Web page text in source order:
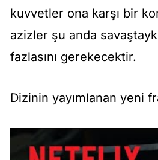
kuvvetler ona karşı bir
azizler şu anda
fazlasını gerekecektir.
Dizinin yayımlanan yeni